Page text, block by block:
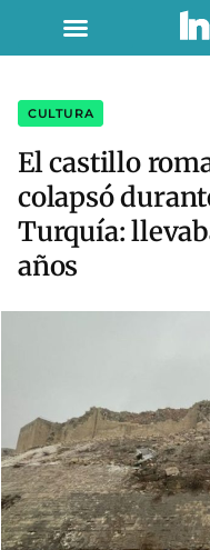
CULTURA
El castillo
colapsó
Turquía:
años